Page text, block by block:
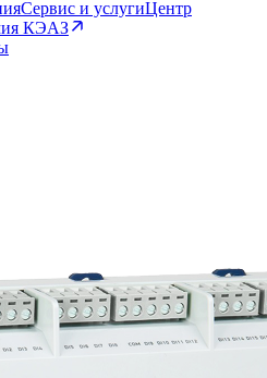
Сервис и услугиЦентр
КЭАЗ